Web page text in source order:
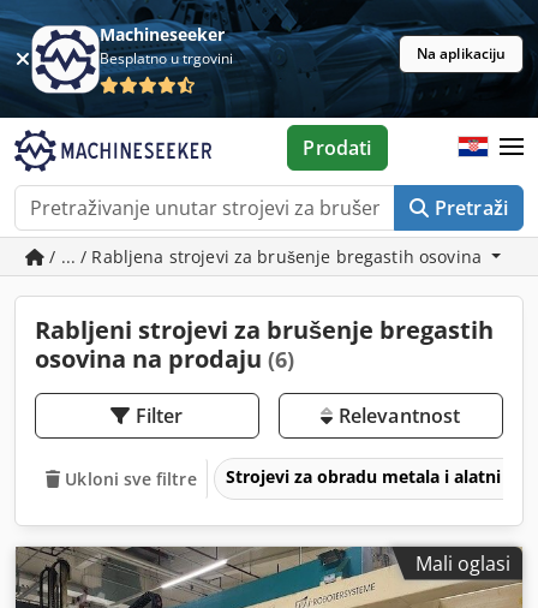
Machineseeker
Besplatno u trgovini Na aplikaciju
Pretraži
Prodati
/ ... / Rabljena strojevi za brušenje bregastih osovina
Rabljeni strojevi za brušenje bregastih
osovina na prodaju (6)
Filter Relevantnost
Ukloni sve filtre Strojevi za obradu metala i alatni
Mali oglasi